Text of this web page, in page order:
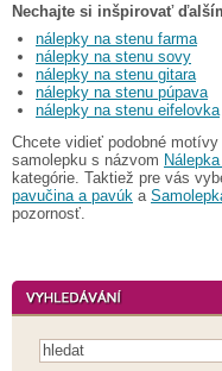
Nechajte si inšpirovať
nálepky na stenu farma
nálepky na stenu sovy
nálepky na stenu gitara
nálepky na stenu púpava
nálepky na stenu eifelovka
Chcete vidieť podobné
samolepku s názvom
kategórie. Taktiež pre vás
pavučina a pavúk a
pozornosť.